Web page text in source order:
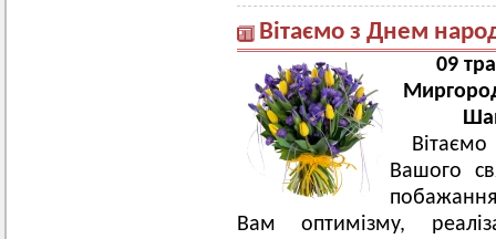
Вітаємо з Днем
09
Вашого
Вам оптимізму,